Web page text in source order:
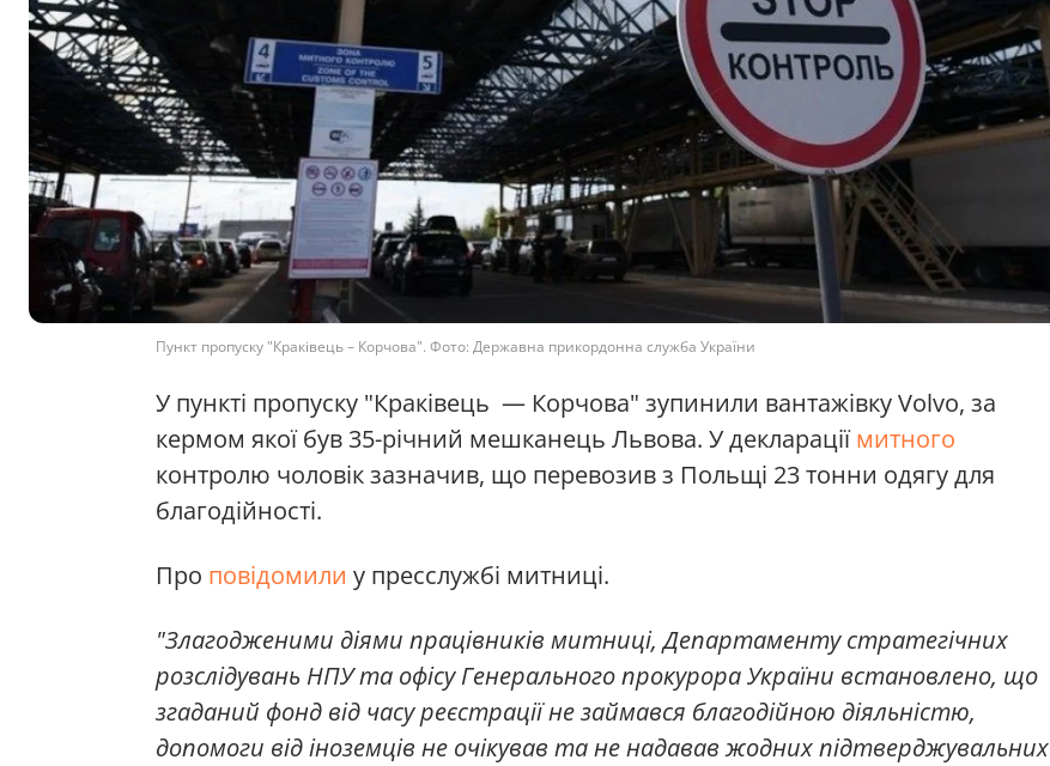
Пункт пропуску "Краківець – Корчова". Фото: Державна прикордонна служба України
У пункті пропуску "Краківець — Корчова" зупинили вантажівку Volvo, за
кермом якої був 35-річний мешканець Львова. У деклараціїмитного
контролю чоловік зазначив, що перевозив з Польщі 23 тонни одягу для
благодійності.
Про повідомили у пресслужбі митниці.
"Злагодженими діями працівників митниці, Департаменту стратегічних
розслідувань НПУ та офісу Генерального прокурора України встановлено, що
згаданий фонд від часу реєстрації не займався благодійною діяльністю,
допомоги від іноземців не очікував та не надавав жодних підтверджувальних